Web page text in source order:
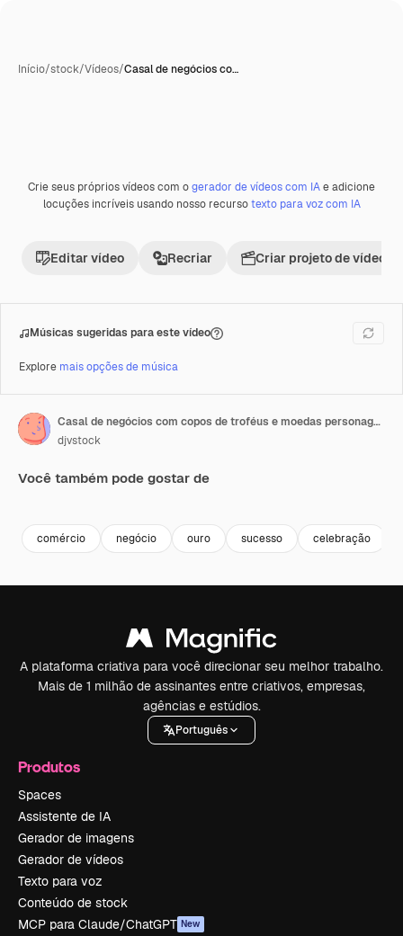
Início/stock/Vídeos/Casal de negócios co…
Premium
Crie seus próprios vídeos com ogerador de vídeos com IAe adicione
locuções incríveis usando nosso recursotexto para voz com IA
Editar vídeo Recriar Criar projeto de vídeo
Músicas sugeridas para este vídeo
Explore mais opções de música
Casal de negócios com copos de troféus e moedas personagens animados
djvstock
Você também pode gostar de
comércio negócio ouro sucesso celebração
A plataforma criativa para você direcionar seu melhor trabalho.
Mais de 1 milhão de assinantes entre criativos, empresas,
agências e estúdios.
Português
Produtos
Spaces
Assistente de IA
Gerador de imagens
Gerador de vídeos
Texto para voz
Conteúdo de stock
MCP para Claude/ChatGPT New